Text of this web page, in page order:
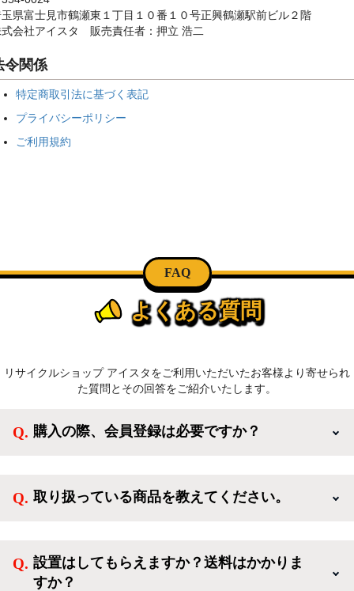
県富士見市鶴瀬東１丁目１０番１０号正興鶴瀬駅前ビル２階
会社アイスタ 販売責任者：押立 浩二
令関係
特定商取引法に基づく表記
プライバシーポリシー
ご利用規約
FAQ
よくある質問
リサイクルショップ アイスタをご利用いただいたお客様より寄せられ
た質問とその回答をご紹介いたします。
購入の際、会員登録は必要ですか？
方、登録しなくてもカートに商品を入れた後、ログイ
取り扱っている商品を教えてください。
活を応援するような家電セットから、季節・空調家
電、調理家電、生活家電まで、幅広く中古家電を取り
設置はしてもらえますか？送料はかかりま
すか？